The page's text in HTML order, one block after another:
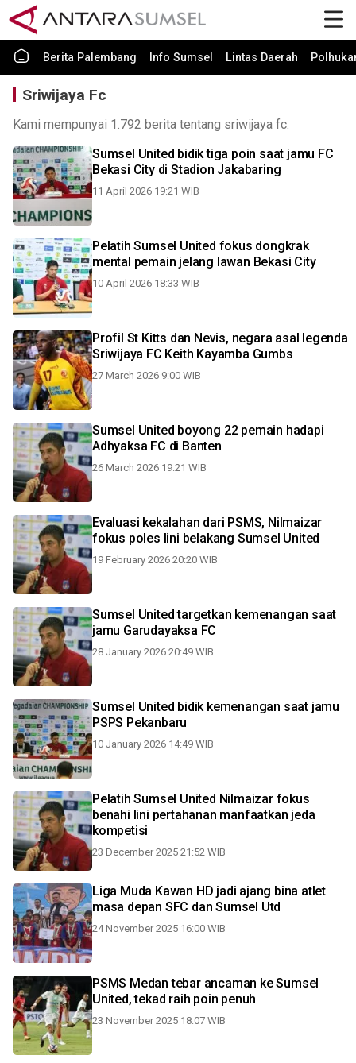
Berita Palembang Info Sumsel Lintas Daerah
Sriwijaya Fc
Kami mempunyai 1.792 berita tentang sriwijaya fc.
Sumsel United bidik tiga poin saat jamu FC
Bekasi City di Stadion Jakabaring
11 April 2026 19:21 WIB
Pelatih Sumsel United fokus dongkrak
mental pemain jelang lawan Bekasi City
10 April 2026 18:33 WIB
Profil St Kitts dan Nevis, negara asal legenda
Sriwijaya FC Keith Kayamba Gumbs
27 March 2026 9:00 WIB
Sumsel United boyong 22 pemain hadapi
Adhyaksa FC di Banten
26 March 2026 19:21 WIB
Evaluasi kekalahan dari PSMS, Nilmaizar
fokus poles lini belakang Sumsel United
19 February 2026 20:20 WIB
Sumsel United targetkan kemenangan saat
jamu Garudayaksa FC
28 January 2026 20:49 WIB
Sumsel United bidik kemenangan saat jamu
PSPS Pekanbaru
10 January 2026 14:49 WIB
Pelatih Sumsel United Nilmaizar fokus
benahi lini pertahanan manfaatkan jeda
kompetisi
23 December 2025 21:52 WIB
Liga Muda Kawan HD jadi ajang bina atlet
masa depan SFC dan Sumsel Utd
24 November 2025 16:00 WIB
PSMS Medan tebar ancaman ke Sumsel
United, tekad raih poin penuh
23 November 2025 18:07 WIB